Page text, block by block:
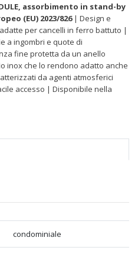
assorbimento in stand-by
(EU) 2023/826| Design e
per cancelli in ferro battuto |
a ingombri e quote di
fine protetta da un anello
inox che lo rendono adatto anche
da agenti atmosferici
accesso | Disponibile nella
condominiale